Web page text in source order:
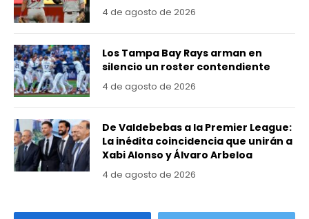
4 de agosto de 2026
Los Tampa Bay Rays arman en
silencio un roster contendiente
4 de agosto de 2026
De Valdebebas a la Premier League:
La inédita coincidencia que unirán a
Xabi Alonso y Álvaro Arbeloa
4 de agosto de 2026